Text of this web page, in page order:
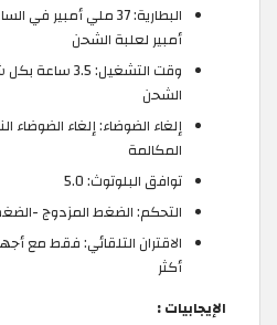
أمبير لعلبة الشحن
الشحن
إلغاء الضوضاء: إلغاء الضوضاء
المكالمة
توافق البلوتوث: 5.0
التحكم: الضغط المزدوج -
أكثر
الإيجابيات :